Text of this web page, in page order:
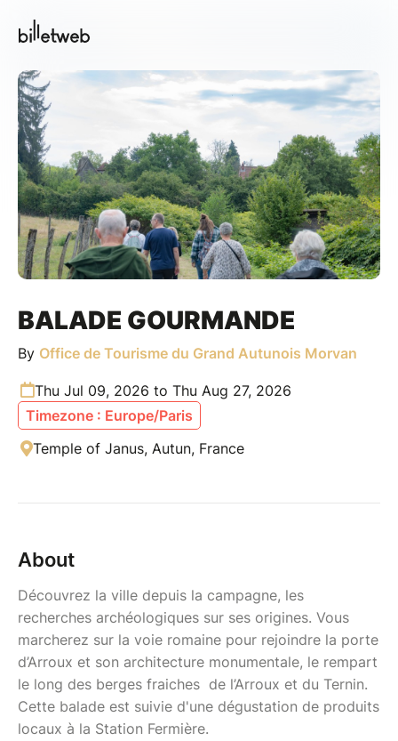
BALADE GOURMANDE
By Office de Tourisme du Grand Autunois Morvan
Thu Jul 09, 2026 to Thu Aug 27, 2026
Timezone : Europe/Paris
Temple of Janus, Autun, France
About
Découvrez la ville depuis la campagne, les
recherches archéologiques sur ses origines. Vous
marcherez sur la voie romaine pour rejoindre la porte
d’Arroux et son architecture monumentale, le rempart
le long des berges fraiches de l’Arroux et du Ternin.
Cette balade est suivie d'une dégustation de produits
locaux à la Station Fermière.